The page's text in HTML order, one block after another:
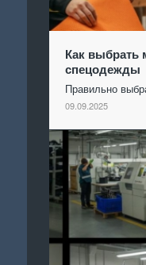
Как выбрать
спецодежды
Правильно
09.09.2025